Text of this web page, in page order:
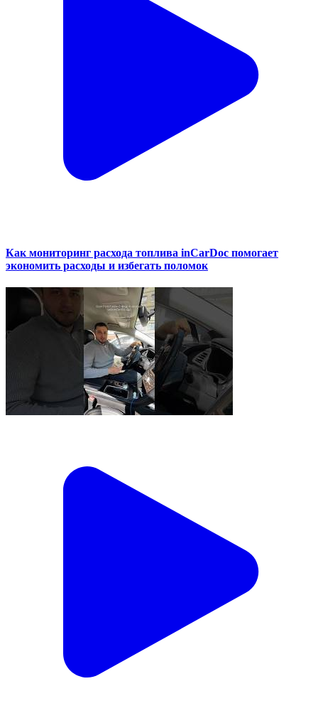
Как мониторинг расхода топлива inCarDoc помогает
экономить расходы и избегать поломок